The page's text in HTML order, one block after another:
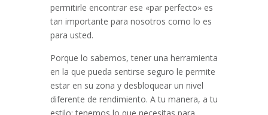
permitirle encontrar ese «par perfecto» es
tan importante para nosotros como lo es
para usted.
Porque lo sabemos, tener una herramienta
en la que pueda sentirse seguro le permite
estar en su zona y desbloquear un nivel
diferente de rendimiento. A tu manera, a tu